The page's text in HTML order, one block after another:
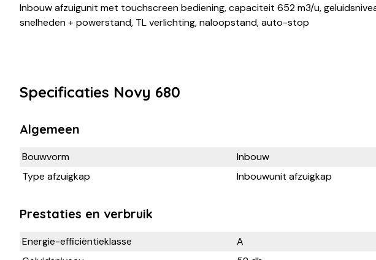
Inbouw afzuigunit met touchscreen bediening, capaciteit 652 m3/u,
snelheden + powerstand, TL verlichting, naloopstand, auto-stop
Specificaties Novy 680
Algemeen
Bouwvorm
Inbouw
Type afzuigkap
Inbouwunit afzuigkap
Prestaties en verbruik
Energie-efficiëntieklasse
A